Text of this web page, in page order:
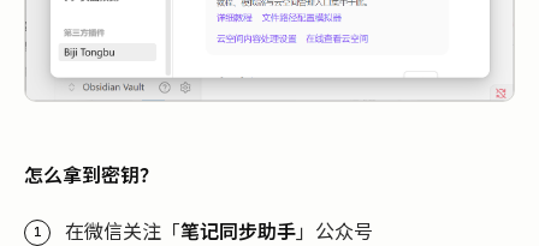
怎么拿到密钥？
在微信关注「笔记同步助手」公众号